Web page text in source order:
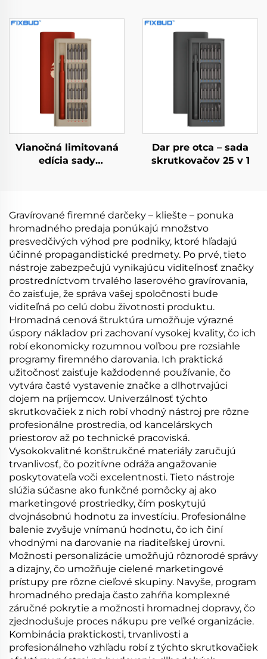
skrutkovača
Vianočná limitovaná
edícia sady
Dar pre otca – sada
skrutkovačov 25 v 1
Gravírované firemné darčeky – kliešte – ponuka
hromadného predaja ponúkajú množstvo
presvedčivých výhod pre podniky, ktoré hľadajú
účinné propagandistické predmety. Po prvé, tieto
nástroje zabezpečujú vynikajúcu viditeľnosť značky
prostredníctvom trvalého laserového gravírovania,
čo zaisťuje, že správa vašej spoločnosti bude
viditeľná po celú dobu životnosti produktu.
Hromadná cenová štruktúra umožňuje výrazné
úspory nákladov pri zachovaní vysokej kvality, čo ich
robí ekonomicky rozumnou voľbou pre rozsiahle
programy firemného darovania. Ich praktická
užitočnosť zaisťuje každodenné používanie, čo
vytvára časté vystavenie značke a dlhotrvajúci
dojem na príjemcov. Univerzálnosť týchto
skrutkovačiek z nich robí vhodný nástroj pre rôzne
profesionálne prostredia, od kancelárskych
priestorov až po technické pracoviská.
Vysokokvalitné konštrukčné materiály zaručujú
trvanlivosť, čo pozitívne odráža angažovanie
poskytovateľa voči excelentnosti. Tieto nástroje
slúžia súčasne ako funkčné pomôcky aj ako
marketingové prostriedky, čím poskytujú
dvojnásobnú hodnotu za investíciu. Profesionálne
balenie zvyšuje vnímanú hodnotu, čo ich činí
vhodnými na darovanie na riaditeľskej úrovni.
Možnosti personalizácie umožňujú rôznorodé správy
a dizajny, čo umožňuje cielené marketingové
prístupy pre rôzne cieľové skupiny. Navyše, program
hromadného predaja často zahŕňa komplexné
záručné pokrytie a možnosti hromadnej dopravy, čo
zjednodušuje proces nákupu pre veľké organizácie.
Kombinácia praktickosti, trvanlivosti a
profesionálneho vzhľadu robí z týchto skrutkovačiek